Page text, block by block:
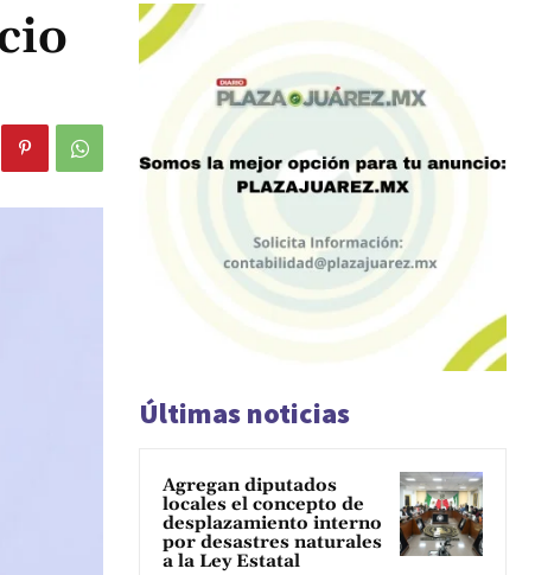
Últimas noticias
Agregan diputados
locales el concepto de
desplazamiento interno
por desastres naturales
a la Ley Estatal